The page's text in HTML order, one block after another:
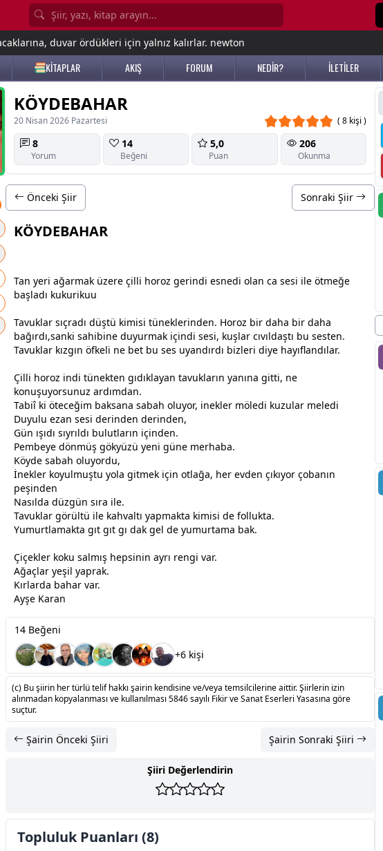
duvar ördükleri için yalnız kalırlar. newton
KİTAPLAR AKIŞ FORUM NEDİR? İLETİLER
KÖYDEBAHAR
20 Nisan 2026 Pazartesi ( 8 kişi )
8
Yorum
14
Beğeni
5,0
Puan
206
Okunma
Önceki Şiir Sonraki Şiir
KÖYDEBAHAR
Tan yeri ağarmak üzere çilli horoz gerindi esnedi olan ca sesi ile ötmeğe
başladı kukurikuu
Tavuklar sıçradı düştü kimisi tüneklerinden. Horoz bir daha bir daha
bağırdı,sanki sahibine duyurmak içindi sesi, kuşlar cıvıldaştı bu sesten.
Tavuklar kızgın öfkeli ne bet bu ses uyandırdı bizleri diye hayıflandılar.
Çilli horoz indi tünekten gıdıklayan tavukların yanına gitti, ne
konuşuyorsunuz ardımdan.
Tabiî ki öteceğim baksana sabah oluyor, inekler möledi kuzular meledi
Duyulu ezan sesi derinden derinden,
Gün ışıdı sıyrıldı bulutların içinden.
Pembeye dönmüş gökyüzü yeni güne merhaba.
Köyde sabah oluyordu,
İnekler koyulmuştu yola gitmek için otlağa, her evden çıkıyor çobanın
peşinden
Nasılda düzgün sıra ile.
Tavuklar görültü ile kahvaltı yapmakta kimisi de follukta.
Yumurtlamakta gıt gıt gı dak gel de yumurtama bak.
Çiçekler koku salmış hepsinin ayrı rengi var.
Ağaçlar yeşil yaprak.
Kırlarda bahar var.
Ayşe Karan
14 Beğeni
+6 kişi
(c) Bu şiirin her türlü telif hakkı şairin kendisine ve/veya temsilcilerine aittir. Şiirlerin izin
alınmadan kopyalanması ve kullanılması 5846 sayılı Fikir ve Sanat Eserleri Yasasına göre
suçtur.
Şairin Önceki Şiiri Şairin Sonraki Şiiri
Şiiri Değerlendirin
Topluluk Puanları (8)